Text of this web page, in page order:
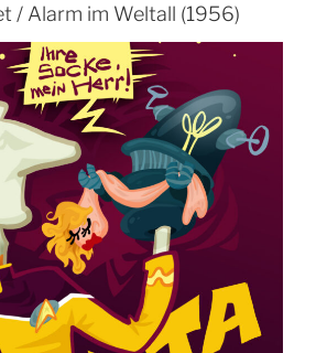
/ Alarm im Weltall (1956)